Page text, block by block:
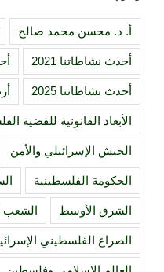
أ. د. محسن محمد صالح
أحدث نشاطاتنا 2021
أحدث نشاطاتنا 2025
الأبعاد القانونية للقضية
الجيش الإسرائيلي والأمن
الحكومة الفلسطينية
الشرق الأوسط الشعب
الصراع الفلسطيني